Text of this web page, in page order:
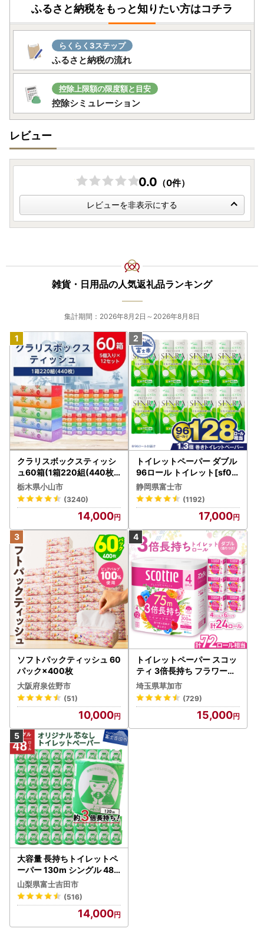
ふるさと納税をもっと知りたい方はコチラ
らくらく3ステップ
ふるさと納税の流れ
控除上限額の限度額と目安
控除シミュレーション
レビュー
0.0 （0件）
レビューを非表示にする
雑貨・日用品の人気返礼品ランキング
集計期間：2026年8月2日～2026年8月8日
クラリスボックスティッシ
ュ60箱(1箱220組(440枚))
(5個入り×12セット)【配送
不可地域：離島・沖縄県】
【1256759】
栃木県小山市
(3240)
14,000
トイレットペーパー ダブル
96ロール トイレット[sf00
1-012]
静岡県富士市
(1192)
17,000
ソフトパックティッシュ 60
パック×400枚
大阪府泉佐野市
(51)
10,000
トイレットペーパー スコッ
ティ 3倍長持ち フラワーパ
ック 4ロール×6P
埼玉県草加市
(729)
15,000
大容量 長持ちトイレットペ
ーパー 130m シングル 48R
芯なし 3倍巻 トイレット
山梨県富士吉田市
(516)
14,000